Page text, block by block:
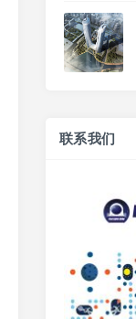
联系我们